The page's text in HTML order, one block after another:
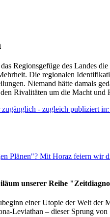
Regionsgefüge des Landes
Die regionalen
Niemand hätte damals
Rivalitäten um die Macht und
- zugleich publiziert
Plänen"? Mit Horaz feiern wir
unserer Reihe
einer Utopie der Welt
Leviathan – dieser Sprung